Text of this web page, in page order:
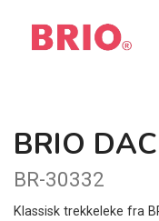
BRIO
BR-30332
Klassisk trekkeleke fra